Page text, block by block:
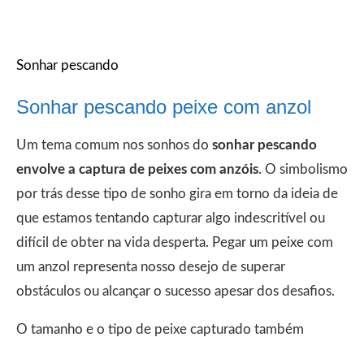
Sonhar pescando
Sonhar pescando peixe com anzol
Um tema comum nos sonhos do sonhar pescando
envolve a captura de peixes com anzóis. O simbolismo
por trás desse tipo de sonho gira em torno da ideia de
que estamos tentando capturar algo indescritível ou
difícil de obter na vida desperta. Pegar um peixe com
um anzol representa nosso desejo de superar
obstáculos ou alcançar o sucesso apesar dos desafios.
O tamanho e o tipo de peixe capturado também